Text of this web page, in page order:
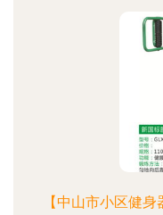
【中山市小区健